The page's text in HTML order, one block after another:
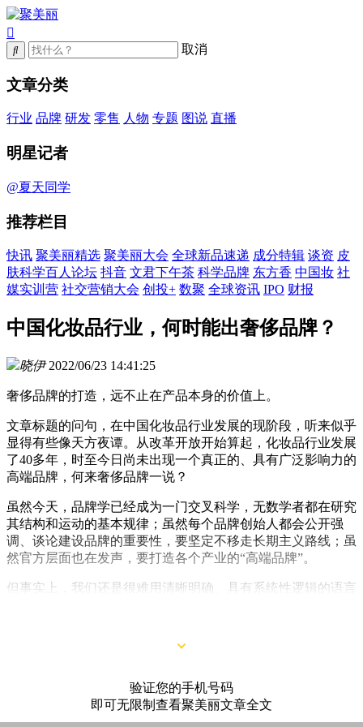
取消
文章分类
行业 品牌 研发 零售 人物 专题 图说 直播
明星记者
@夏天同学
推荐栏目
快讯 聚美丽精选 聚美丽大会 全球新品速递 成分特辑 谈资 皮
肤科学百人论坛 抖音 文君下午茶 科学品牌 东方香 中国妆 社
媒实训营 社交营销大会 创投+ 数聚 全球资讯 IPO 财报
中国化妆品行业，何时能出奢侈品牌？
晓伊 2022/06/23 14:41:25
奢侈品牌的打造，远不止在产品本身的价值上。
文章标题的问句，在中国化妆品行业发展的现阶段，听来似乎
显得有些像天方夜谭。从改革开放开始算起，化妆品行业发展
了40多年，时至今日尚未出现一个真正的、具有广泛影响力的
高端品牌，何来奢侈品牌一说？
虽然今天，品牌学已经成为一门交叉科学，无数学者都在研究
其结构和运动的基本规律；虽然每个品牌创始人都会公开强
调、谈论建设品牌的重要性，要坚定不移走长期主义路线；虽
然官方层面也在发声，要打造各个产业的“高端品牌”。
但事实上，我们还是很难用清晰明确、具有系统性逻辑的语言
验证您的手机号码
即可无限制查看聚美丽文章全文